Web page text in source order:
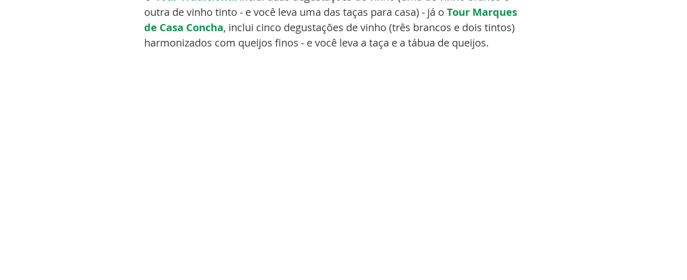
outra de vinho tinto - e você leva uma das taças para casa) - já o Tour Marques
de Casa Concha, inclui cinco degustações de vinho (três brancos e dois tintos)
harmonizados com queijos finos - e você leva a taça e a tábua de queijos.